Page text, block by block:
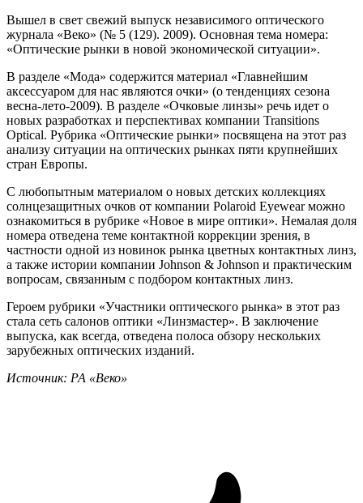
Вышел в свет свежий выпуск независимого оптического
журнала «Веко» (№ 5 (129). 2009). Основная тема номера:
«Оптические рынки в новой экономической ситуации».
В разделе «Мода» содержится материал «Главнейшим
аксессуаром для нас являются очки» (о тенденциях сезона
весна-лето-2009). В разделе «Очковые линзы» речь идет о
новых разработках и перспективах компании Transitions
Optical. Рубрика «Оптические рынки» посвящена на этот раз
анализу ситуации на оптических рынках пяти крупнейших
стран Европы.
С любопытным материалом о новых детских коллекциях
солнцезащитных очков от компании Polaroid Eyewear можно
ознакомиться в рубрике «Новое в мире оптики». Немалая доля
номера отведена теме контактной коррекции зрения, в
частности одной из новинок рынка цветных контактных линз,
а также истории компании Johnson & Johnson и практическим
вопросам, связанным с подбором контактных линз.
Героем рубрики «Участники оптического рынка» в этот раз
стала сеть салонов оптики «Линзмастер». В заключение
выпуска, как всегда, отведена полоса обзору нескольких
зарубежных оптических изданий.
Источник: РА «Веко»